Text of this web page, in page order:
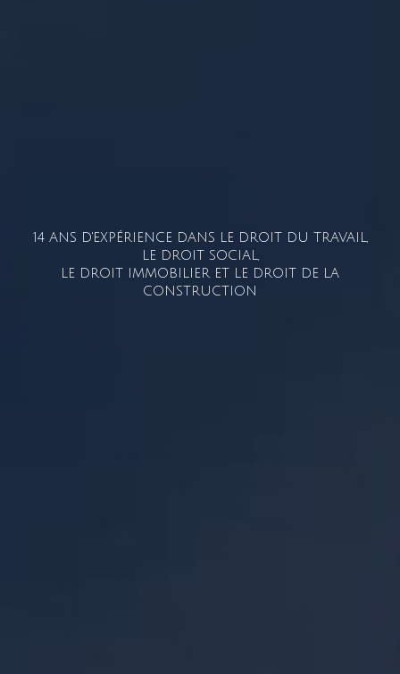
14 ANS D'EXPÉRIENCE DANS LE DROIT DU TRAVAIL,
LE DROIT SOCIAL,
LE DROIT IMMOBILIER ET LE DROIT DE LA
CONSTRUCTION